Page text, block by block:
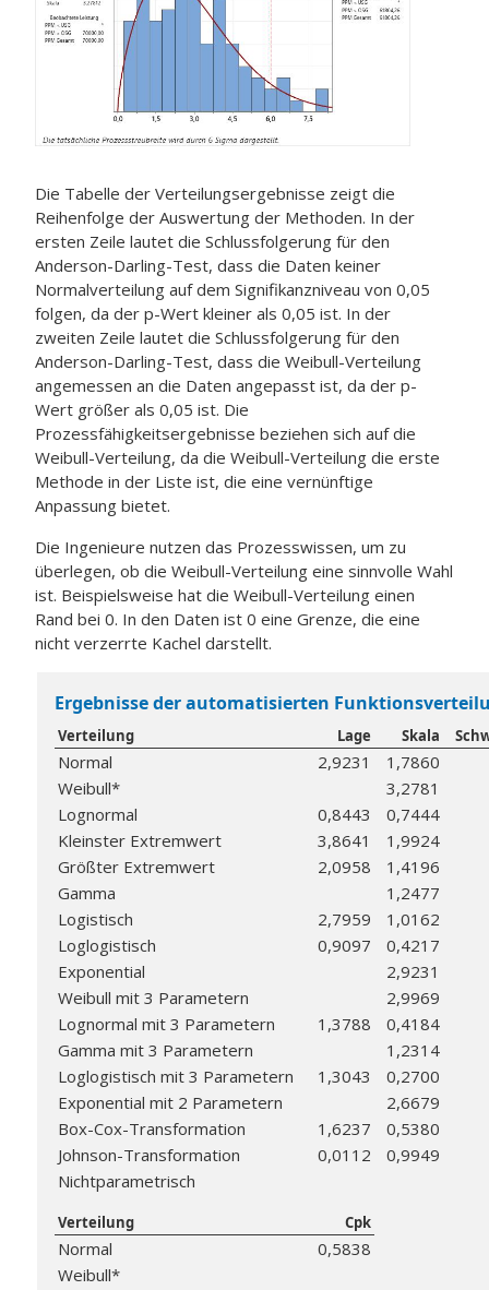
Die Tabelle der Verteilungsergebnisse zeigt die
Reihenfolge der Auswertung der Methoden. In der
ersten Zeile lautet die Schlussfolgerung für den
Anderson-Darling-Test, dass die Daten keiner
Normalverteilung auf dem Signifikanzniveau von 0,05
folgen, da der p-Wert kleiner als 0,05 ist. In der
zweiten Zeile lautet die Schlussfolgerung für den
Anderson-Darling-Test, dass die Weibull-Verteilung
angemessen an die Daten angepasst ist, da der p-
Wert größer als 0,05 ist. Die
Prozessfähigkeitsergebnisse beziehen sich auf die
Weibull-Verteilung, da die Weibull-Verteilung die erste
Methode in der Liste ist, die eine vernünftige
Anpassung bietet.
Die Ingenieure nutzen das Prozesswissen, um zu
überlegen, ob die Weibull-Verteilung eine sinnvolle Wahl
ist. Beispielsweise hat die Weibull-Verteilung einen
Rand bei 0. In den Daten ist 0 eine Grenze, die eine
nicht verzerrte Kachel darstellt.
Ergebnisse der automatisierten
Verteilung Lage Skala
Normal 2,9231
1,7860
Weibull*
3,2781
Lognormal
0,8443
0,7444
Kleinster Extremwert
3,8641
1,9924
Größter Extremwert
2,0958
1,4196
Gamma
1,2477
Logistisch
2,7959
1,0162
Loglogistisch
0,9097
0,4217
Exponential
2,9231
Weibull mit 3 Parametern
2,9969
Lognormal mit 3 Parametern
1,3788
0,4184
Gamma mit 3 Parametern
1,2314
Loglogistisch mit 3 Parametern
1,3043
0,2700
Exponential mit 2 Parametern
2,6679
Box-Cox-Transformation
1,6237
0,5380
Johnson-Transformation
0,0112
0,9949
Nichtparametrisch
Verteilung Cpk
Normal
0,5838
Weibull*